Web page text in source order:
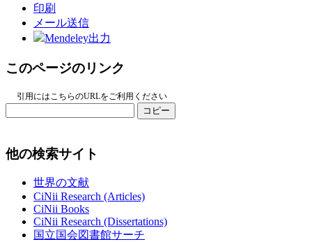
印刷
メール送信
Mendeley出力
このページのリンク
引用にはこちらのURLをご利用ください
コピー
他の検索サイト
世界の文献
CiNii Research (Articles)
CiNii Books
CiNii Research (Dissertations)
国立国会図書館サーチ